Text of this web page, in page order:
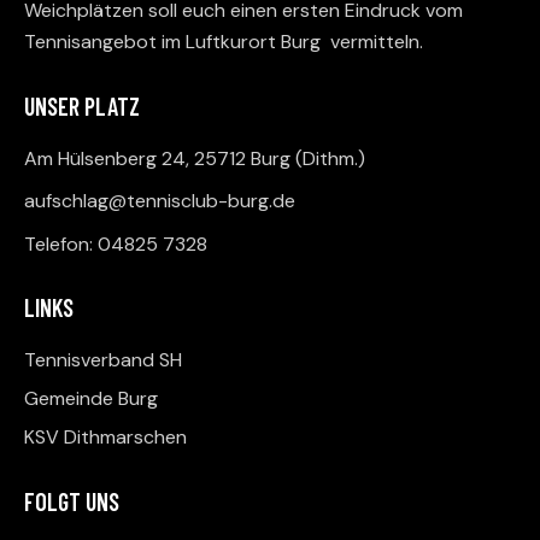
Weichplätzen soll euch einen ersten Eindruck vom
Tennisangebot im Luftkurort Burg vermitteln.
UNSER PLATZ
Am Hülsenberg 24, 25712 Burg (Dithm.)
aufschlag@tennisclub-burg.de
Telefon: 04825 7328
LINKS
Tennisverband SH
Gemeinde Burg
KSV Dithmarschen
FOLGT UNS